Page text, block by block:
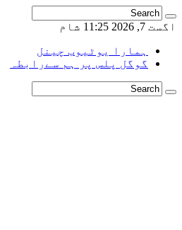
اگست 7, 2026 11:25 شام
ہمارا یوٹیوب چینل
گوگل پلس پر ہم سےرابطہ